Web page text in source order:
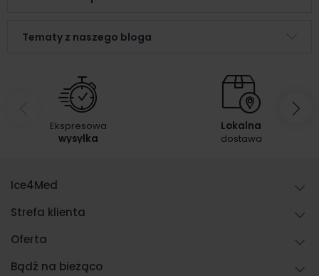
Tematy z naszego bloga
Ekspresowa
wysyłka
Lokalna
dostawa
Ice4Med
Strefa klienta
Oferta
Bądź na bieżąco